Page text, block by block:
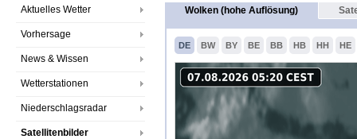
Aktuelles Wetter
Vorhersage
News & Wissen
Wetterstationen
Niederschlagsradar
Satellitenbilder
Wolken (hohe Auflösung)
DE BW BY BE BB HB HH HE